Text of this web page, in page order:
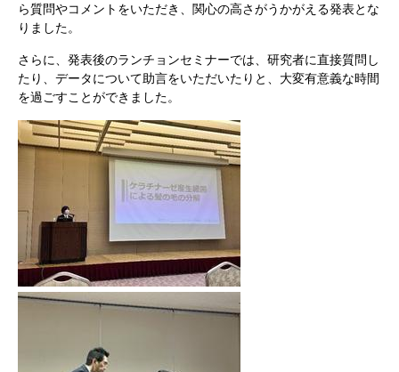
ら質問やコメントをいただき、関心の高さがうかがえる発表とな
りました。
さらに、発表後のランチョンセミナーでは、研究者に直接質問し
たり、データについて助言をいただいたりと、大変有意義な時間
を過ごすことができました。